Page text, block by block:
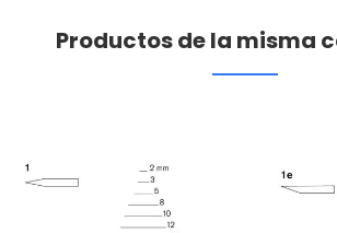
Productos de la misma